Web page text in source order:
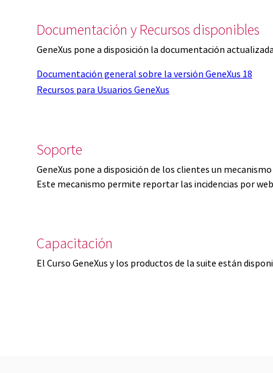
Documentación y Recursos disponibles
GeneXus pone a disposición la documentación
Documentación general sobre la versión GeneXus 18
Recursos para Usuarios GeneXus
Soporte
GeneXus pone a disposición de los clientes un
Este mecanismo permite reportar las incidencias por
Capacitación
El Curso GeneXus y los productos de la suite están